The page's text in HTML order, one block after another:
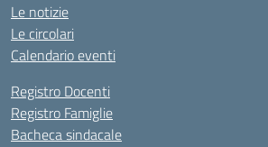
Le notizie
Le circolari
Calendario eventi
Registro Docenti
Registro Famiglie
Bacheca sindacale